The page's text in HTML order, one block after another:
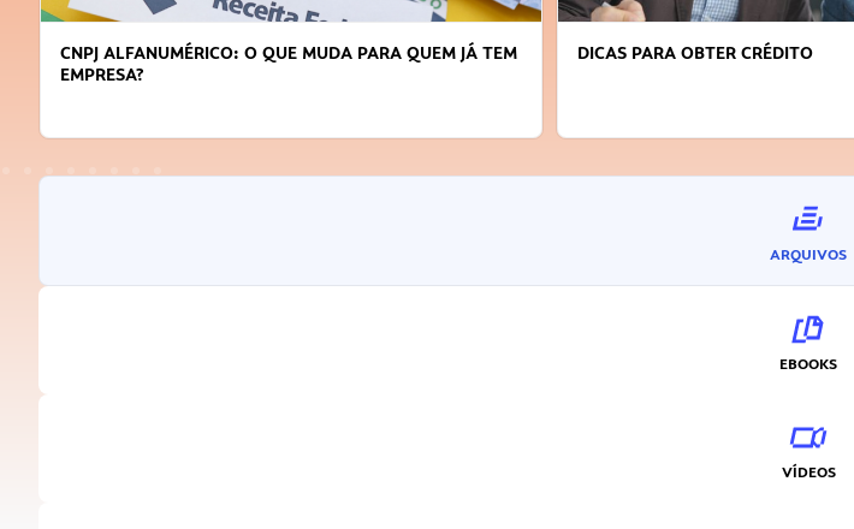
CNPJ ALFANUMÉRICO: O QUE MUDA PARA QUEM JÁ TEM
EMPRESA?
DICAS PARA OBTER CRÉDITO
ARQUIVOS
EBOOKS
VÍDEOS